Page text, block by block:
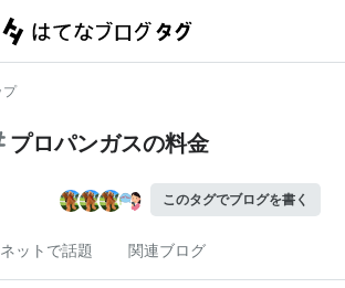
プ
プロパンガスの料金
このタグでブログを書く
ネットで話題 関連ブログ